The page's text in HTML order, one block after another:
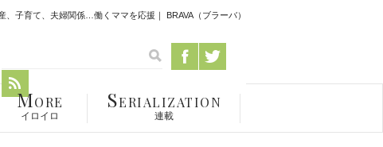
、子育て、夫婦関係…働くママを応援｜ BRAVA（ブラーバ）
MORE
イロイロ
SERIALIZATION
連載